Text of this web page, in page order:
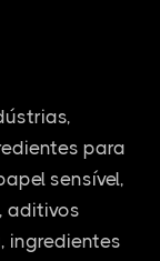
para
sensível,
aditivos
ingredientes